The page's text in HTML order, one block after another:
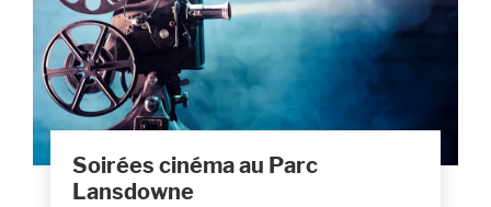
Soirées cinéma au Parc
Lansdowne